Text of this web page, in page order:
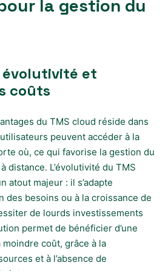
la gestion du
et
coûts
du TMS cloud réside dans
peuvent accéder à la
où, ce qui favorise la gestion du
distance. L’évolutivité du TMS
atout majeur : il s’adapte
des besoins ou à la croissance de
de lourds investissements
permet de bénéficier d’une
coût, grâce à la
et à l’absence de